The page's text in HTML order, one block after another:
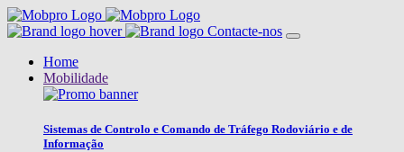
Contacte-nos
Home
Mobilidade
Sistemas de Controlo e Comando de Tráfego Rodoviário e de
Informação